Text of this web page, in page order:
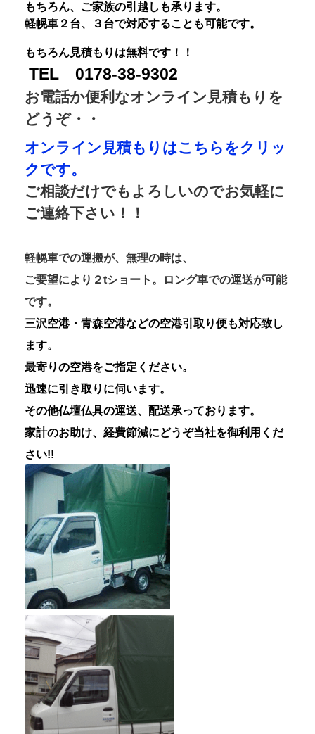
もちろん、ご家族の引越しも承ります。
軽幌車２台、３台で対応することも可能です。
もちろん見積もりは無料です！！
TEL 0178-38-9302
お電話か便利なオンライン見積もりを
どうぞ・・
オンライン見積もりはこちらをクリッ
クです。
ご相談だけでもよろしいのでお気軽に
ご連絡下さい！！
軽幌車での運搬が、無理の時は、
ご要望により２tショート。ロング車での運送が可能
です。
三沢空港・青森空港などの空港引取り便も対応致し
ます。
最寄りの空港をご指定ください。
迅速に引き取りに伺います。
その他仏壇仏具の運送、配送承っております。
家計のお助け、経費節減にどうぞ当社を御利用くだ
さい!!